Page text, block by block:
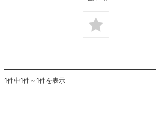
1件中1件～1件を表示